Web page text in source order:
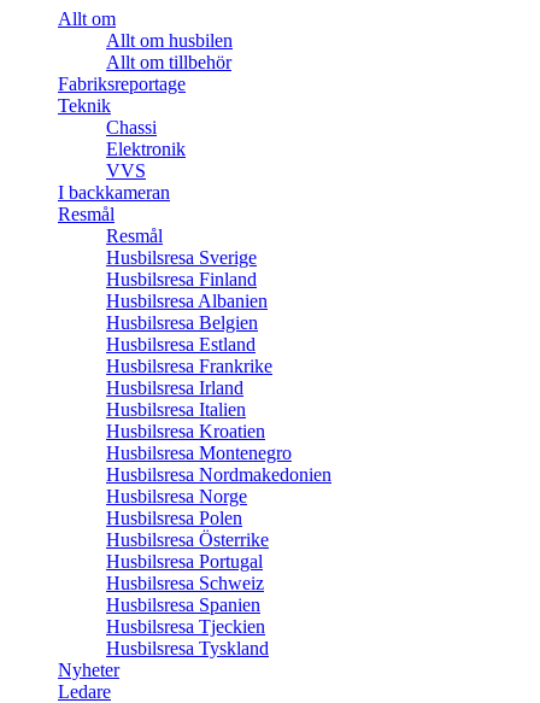
Allt om
Allt om husbilen
Allt om tillbehör
Fabriksreportage
Teknik
Chassi
Elektronik
VVS
I backkameran
Resmål
Resmål
Husbilsresa Sverige
Husbilsresa Finland
Husbilsresa Albanien
Husbilsresa Belgien
Husbilsresa Estland
Husbilsresa Frankrike
Husbilsresa Irland
Husbilsresa Italien
Husbilsresa Kroatien
Husbilsresa Montenegro
Husbilsresa Nordmakedonien
Husbilsresa Norge
Husbilsresa Polen
Husbilsresa Österrike
Husbilsresa Portugal
Husbilsresa Schweiz
Husbilsresa Spanien
Husbilsresa Tjeckien
Husbilsresa Tyskland
Nyheter
Ledare